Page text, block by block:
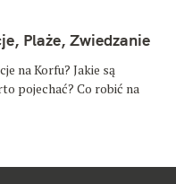
Plaże, Zwiedzanie
na Korfu? Jakie są
pojechać? Co robić na